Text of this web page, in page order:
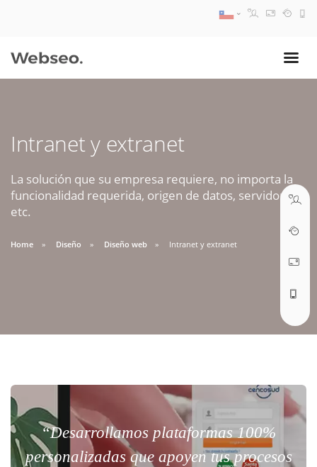
Intranet y extranet
La solución que su empresa requiere, no importa la
funcionalidad requerida, origen de datos, servidores,
etc.
Home Diseño Diseño web Intranet y extranet
“Desarrollamos plataformas 100%
personalizadas que apoyen tus procesos
09:30 AM A 18:30 PM
soporte@webseo.cl
ABRIR TICKET